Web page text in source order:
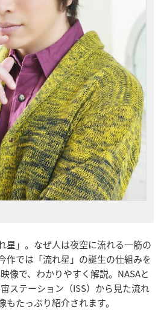
星」。なぜ人は夜空に流れる一筋の
作では「流れ星」の誕生の仕組みを
像で、わかりやすく解説。NASAと
ステーション（ISS）から見た流れ
たっぷり紹介されます。